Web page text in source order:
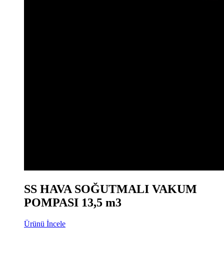
SS HAVA SOĞUTMALI VAKUM
POMPASI 13,5 m3
Ürünü İncele